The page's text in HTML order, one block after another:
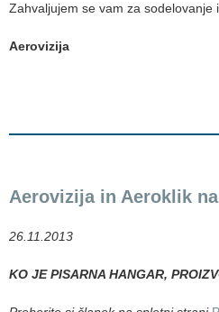
Zahvaljujem se vam za
Aerovizija
Aerovizija in Aeroklik
26.11.2013
KO JE PISARNA HANGAR,